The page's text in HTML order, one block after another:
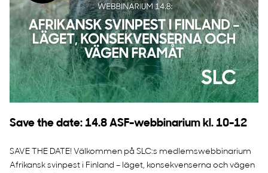
Save the date: 14.8 ASF-webbinarium kl. 10-12
SAVE THE DATE! Välkommen på SLC:s medlemswebbinarium
Afrikansk svinpest i Finland – läget, konsekvenserna och vägen